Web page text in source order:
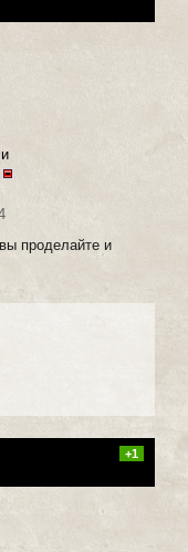
проделайте и
+1